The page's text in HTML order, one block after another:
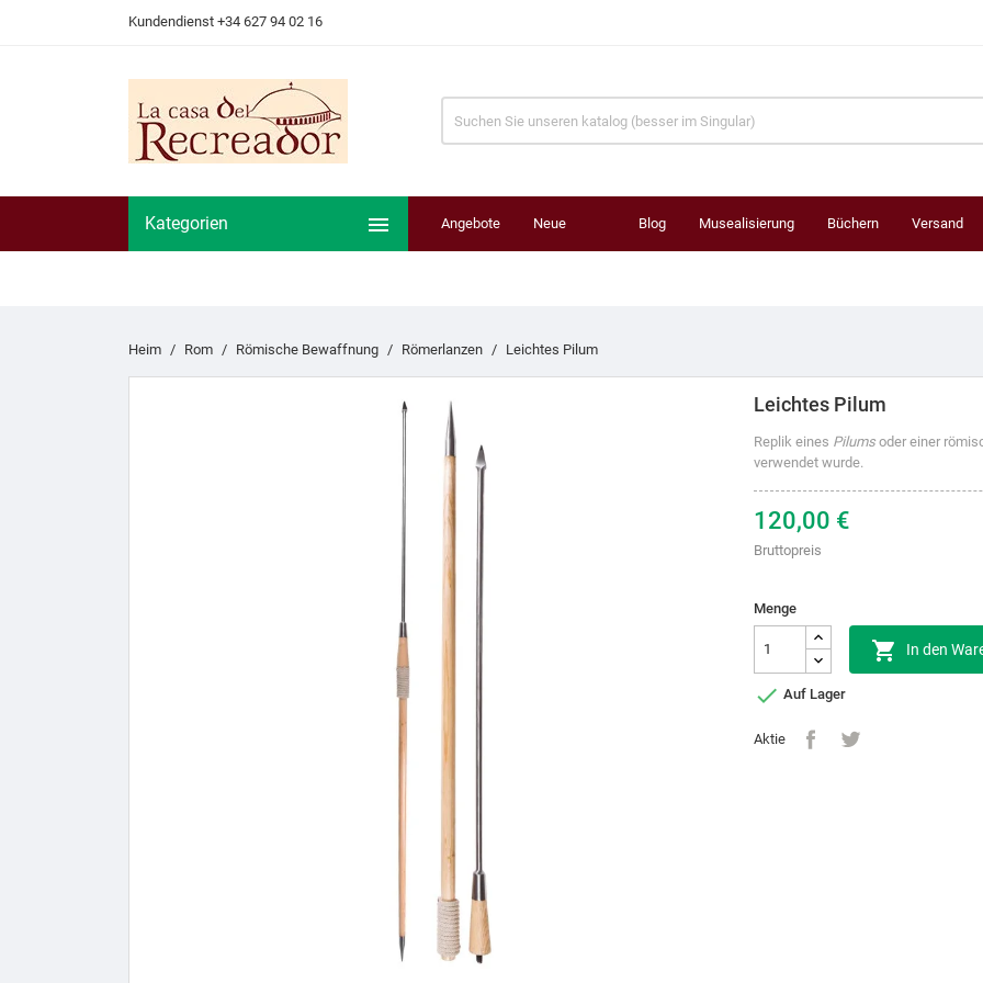
Kundendienst +34 627 94 02 16
Kategorien  Angebote Neue Blog Musealisierung Büchern Versand
Heim Rom Römische Bewaffnung Römerlanzen Leichtes Pilum
Leichtes Pilum
Replik eines Pilums oder einer
verwendet wurde.
120,00 €
Bruttopreis
Menge
 In den
 Auf Lager
Aktie